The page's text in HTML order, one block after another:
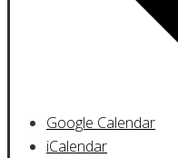
Google Calendar
iCalendar